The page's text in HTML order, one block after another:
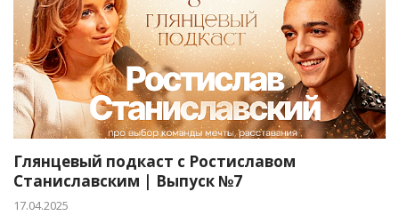
Глянцевый подкаст с Ростиславом
Станиславским | Выпуск №7
17.04.2025